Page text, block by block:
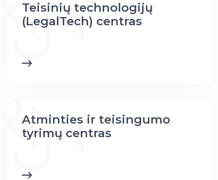
Teisinių technologijų
(LegalTech) centras
Atminties ir teisingumo
tyrimų centras